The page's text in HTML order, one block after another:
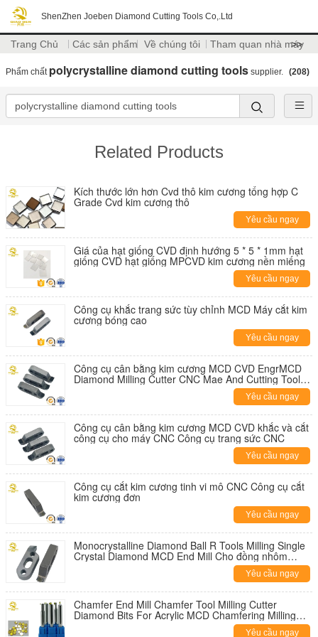
ShenZhen Joeben Diamond Cutting Tools Co,.Ltd
Trang Chủ Các sản phẩm Về chúng tôi Tham quan nhà máy
>>
Phẩm chất polycrystalline diamond cutting tools supplier. (208)
Related Products
Kích thước lớn hơn Cvd thô kim cương tổng hợp C
Grade Cvd kim cương thô
Yêu cầu ngay
Giá của hạt giống CVD định hướng 5 * 5 * 1mm hạt
giống CVD hạt giống MPCVD kim cương nền miếng
Yêu cầu ngay
Công cụ khắc trang sức tùy chỉnh MCD Máy cắt kim
cương bóng cao
Yêu cầu ngay
Công cụ cân bằng kim cương MCD CVD EngrMCD
Diamond Milling Cutter CNC Mae And Cutting Tool
For CNC Machine CNC Công cụ trang sứcYêu cầu ngay
Công cụ cân bằng kim cương MCD CVD khắc và cắt
công cụ cho máy CNC Công cụ trang sức CNC
Yêu cầu ngay
Công cụ cắt kim cương tinh vi mô CNC Công cụ cắt
kim cương đơn
Yêu cầu ngay
Monocrystalline Diamond Ball R Tools Milling Single
Crystal Diamond MCD End Mill Cho đồng nhôm
Yêu cầu ngay
Chamfer End Mill Chamfer Tool Milling Cutter
Diamond Bits For Acrylic MCD Chamfering Milling
Cutter Các bộ cắt kim cương cho acrylic MCD
Yêu cầu ngay